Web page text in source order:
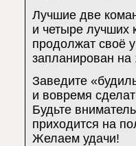
Лучшие две
и четыре лучших
продолжат своё
запланирован на
Заведите
и вовремя
Будьте
приходится на
Желаем удачи!